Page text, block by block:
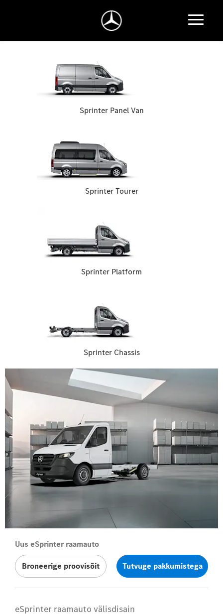
Sprinter Panel Van
Sprinter Tourer
Sprinter Platform
Sprinter Chassis
Uus eSprinter raamauto
Broneerige proovisõit Tutvuge pakkumistega
eSprinter raamauto välisdisain